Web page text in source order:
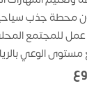
محطة جذب
عمل للمجتمع
مستوى الوعي